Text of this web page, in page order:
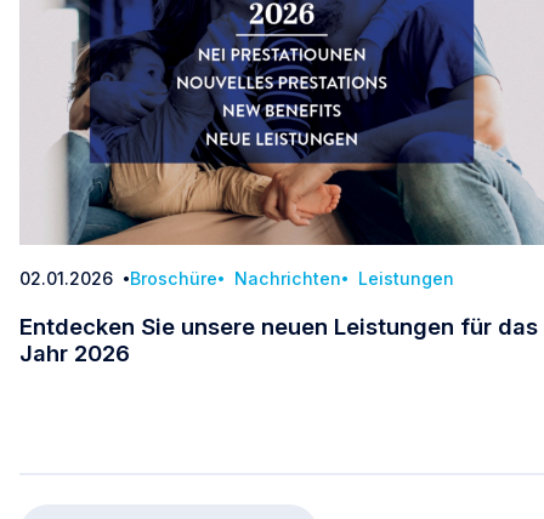
Datum
02.01.2026 Broschüre Nachrichten Leistungen
Entdecken Sie unsere neuen Leistungen für das
Jahr 2026